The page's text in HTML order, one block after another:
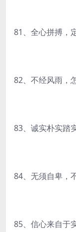
81、全心拼搏，
82、不经风雨，
83、诚实朴实踏实
84、无须自卑，
85、信心来自于